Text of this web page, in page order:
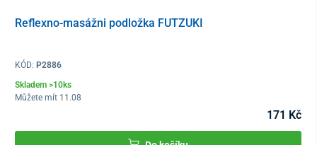
Reflexno-masážni podložka FUTZUKI
KÓD: P2886
Skladem >10ks
Můžete mít 11.08
171 Kč